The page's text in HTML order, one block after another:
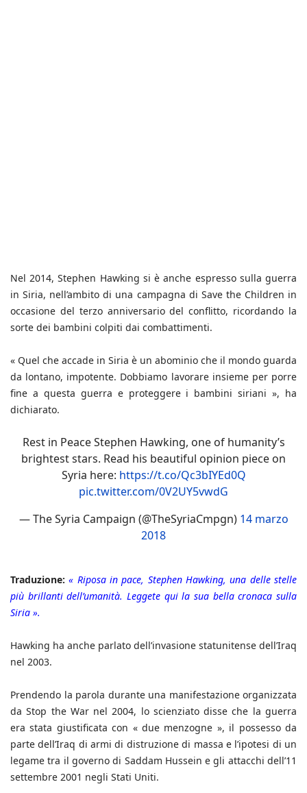
Nel 2014, Stephen Hawking si è anche espresso sulla guerra
in Siria, nell’ambito di una campagna di Save the Children in
occasione del terzo anniversario del conflitto, ricordando la
sorte dei bambini colpiti dai combattimenti.
« Quel che accade in Siria è un abominio che il mondo guarda
da lontano, impotente. Dobbiamo lavorare insieme per porre
fine a questa guerra e proteggere i bambini siriani », ha
dichiarato.
Rest in Peace Stephen Hawking, one of humanity’s
brightest stars. Read his beautiful opinion piece on
Syria here: https://t.co/Qc3bIYEd0Q
pic.twitter.com/0V2UY5vwdG
— The Syria Campaign (@TheSyriaCmpgn) 14 marzo
2018
Traduzione: « Riposa in pace, Stephen Hawking, una delle stelle
più brillanti dell’umanità. Leggete qui la sua bella cronaca sulla
Siria ».
Hawking ha anche parlato dell’invasione statunitense dell’Iraq
nel 2003.
Prendendo la parola durante una manifestazione organizzata
da Stop the War nel 2004, lo scienziato disse che la guerra
era stata giustificata con « due menzogne », il possesso da
parte dell’Iraq di armi di distruzione di massa e l’ipotesi di un
legame tra il governo di Saddam Hussein e gli attacchi dell’11
settembre 2001 negli Stati Uniti.